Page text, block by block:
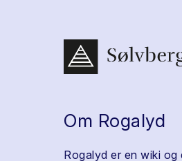
Om Rogalyd
Rogalyd er en wiki